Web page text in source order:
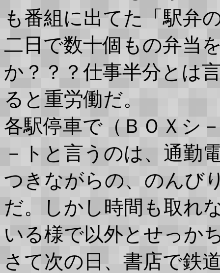
も番組に出てた「駅弁
二日で数十個もの弁当
か？？？仕事半分とは
ると重労働だ。
各駅停車で（ＢＯＸシ
－トと言うのは、通勤
つきながらの、のんび
だ。しかし時間も取れ
いる様で以外とせっか
さて次の日、書店で鉄